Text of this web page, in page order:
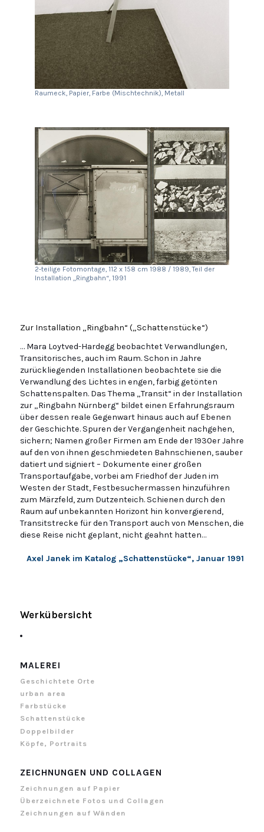
Raumeck, Papier, Farbe (Mischtechnik), Metall
2-teilige Fotomontage, 112 x 158 cm 1988 / 1989, Teil der
Installation „Ringbahn“, 1991
Zur Installation „Ringbahn“ („Schattenstücke“)
… Mara Loytved-Hardegg beobachtet Verwandlungen,
Transitorisches, auch im Raum. Schon in Jahre
zurückliegenden Installationen beobachtete sie die
Verwandlung des Lichtes in engen, farbig getönten
Schattenspalten. Das Thema „Transit“ in der Installation
zur „Ringbahn Nürnberg“ bildet einen Erfahrungsraum
über dessen reale Gegenwart hinaus auch auf Ebenen
der Geschichte. Spuren der Vergangenheit nachgehen,
sichern; Namen großer Firmen am Ende der 1930er Jahre
auf den von ihnen geschmiedeten Bahnschienen, sauber
datiert und signiert – Dokumente einer großen
Transportaufgabe, vorbei am Friedhof der Juden im
Westen der Stadt, Festbesuchermassen hinzuführen
zum Märzfeld, zum Dutzenteich. Schienen durch den
Raum auf unbekannten Horizont hin konvergierend,
Transitstrecke für den Transport auch von Menschen, die
diese Reise nicht geplant, nicht geahnt hatten…
Axel Janek im Katalog „Schattenstücke“, Januar 1991
Werkübersicht
MALEREI
Geschichtete Orte
urban area
Farbstücke
Schattenstücke
Doppelbilder
Köpfe, Portraits
ZEICHNUNGEN UND COLLAGEN
Zeichnungen auf Papier
Überzeichnete Fotos und Collagen
Zeichnungen auf Wänden